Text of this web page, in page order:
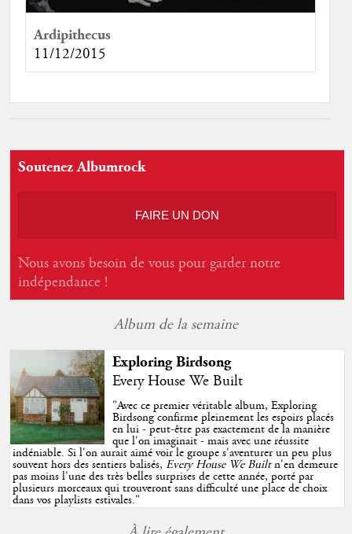
Ardipithecus
11/12/2015
Soutenez Albumrock
FAIRE UN DON
Nous avons besoin de vous pour garder notre
indépendance !
Album de la semaine
Exploring Birdsong
Every House We Built
"Avec ce premier véritable album, Exploring
Birdsong confirme pleinement les espoirs placés
en lui - peut-être pas exactement de la manière
que l'on imaginait - mais avec une réussite
indéniable. Si l'on aurait aimé voir le groupe s'aventurer un peu plus
souvent hors des sentiers balisés,Every House We Builtn'en demeure
pas moins l'une des très belles surprises de cette année, porté par
plusieurs morceaux qui trouveront sans difficulté une place de choix
dans vos playlists estivales."